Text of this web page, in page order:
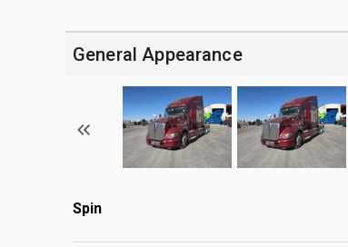
General Appearance
Spin